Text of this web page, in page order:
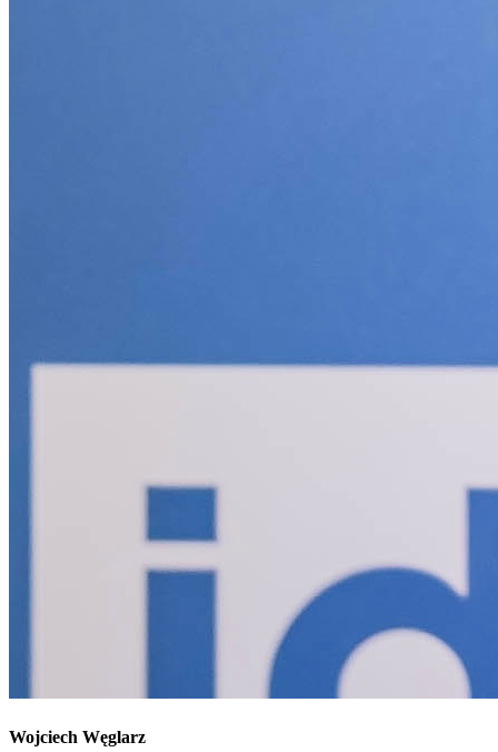
Wojciech Węglarz